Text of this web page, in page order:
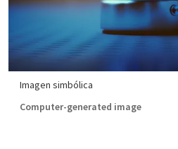
Imagen simbólica
Computer-generated image